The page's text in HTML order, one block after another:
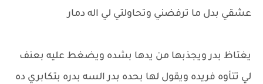
عشقي بدل ما ترفضني وتحاولتي لي اله دمار
يغتاظ بدر ويجذبها من يدها بشده ويضغط عليه بعنف
لي تتأوه فريده ويقول لها بحده بدر السه بدره بتكابري ده